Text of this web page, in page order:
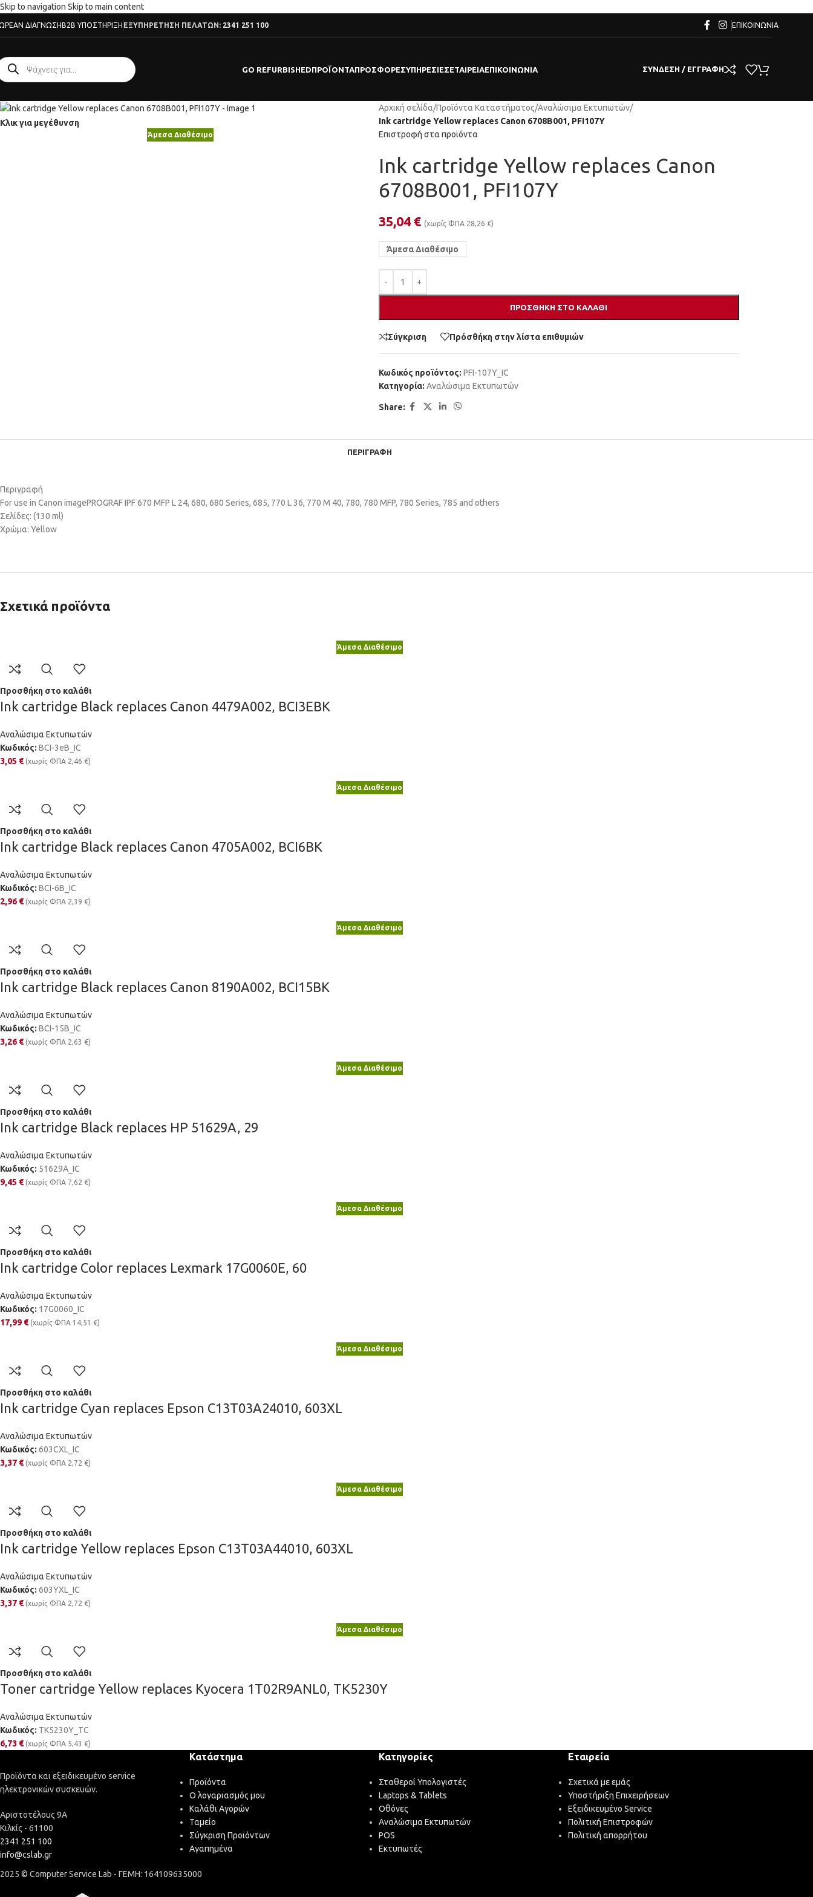
Skip to navigation Skip to main content
ΔΙΆΓΝΩΣΗB2B ΥΠΟΣΤΉΡΙΞΗ ΕΞΥΠΗΡΕΤΗΣΗ ΠΕΛΑΤΩΝ: 2341 251 100 ΕΠΙΚΟΙΝΩΝΊΑ
GO REFURBISHEDΠΡΟΪΌΝΤΑΠΡΟΣΦΟΡΕΣΥΠΗΡΕΣΊΕΣΕΤΑΙΡΕΊΑΕΠΙΚΟΙΝΩΝΊΑ ΣΎΝΔΕΣΗ / ΕΓΓΡΑΦΉ
Κλικ για μεγέθυνση
Άμεσα Διαθέσιμο
Αρχική σελίδα/Προϊόντα Καταστήματος/Αναλώσιμα Εκτυπωτών/
Ink cartridge Yellow replaces Canon 6708B001, PFI107Y
Επιστροφή στα προϊόντα
Ink cartridge Yellow replaces Canon
6708B001, PFI107Y
35,04 € (χωρίς ΦΠΑ 28,26 €)
Άμεσα Διαθέσιμο
ΠΡΟΣΘΉΚΗ ΣΤΟ ΚΑΛΆΘΙ
Σύγκριση Πρόσθήκη στην λίστα επιθυμιών
Κωδικός προϊόντος: PFI-107Y_IC
Κατηγορία: Αναλώσιμα Εκτυπωτών
Share:
ΠΕΡΙΓΡΑΦΉ
Περιγραφή
For use in Canon imagePROGRAF IPF 670 MFP L 24, 680, 680 Series, 685, 770 L 36, 770 M 40, 780, 780 MFP, 780 Series, 785 and others
Σελίδες: (130 ml)
Χρώμα: Yellow
Σχετικά προϊόντα
Άμεσα Διαθέσιμο
Προσθήκη στο καλάθι
Ink cartridge Black replaces Canon 4479A002, BCI3EBK
Αναλώσιμα Εκτυπωτών
Κωδικός: BCI-3eB_IC
3,05 € (χωρίς ΦΠΑ 2,46 €)
Άμεσα Διαθέσιμο
Προσθήκη στο καλάθι
Ink cartridge Black replaces Canon 4705A002, BCI6BK
Αναλώσιμα Εκτυπωτών
Κωδικός: BCI-6B_IC
2,96 € (χωρίς ΦΠΑ 2,39 €)
Άμεσα Διαθέσιμο
Προσθήκη στο καλάθι
Ink cartridge Black replaces Canon 8190A002, BCI15BK
Αναλώσιμα Εκτυπωτών
Κωδικός: BCI-15B_IC
3,26 € (χωρίς ΦΠΑ 2,63 €)
Άμεσα Διαθέσιμο
Προσθήκη στο καλάθι
Ink cartridge Black replaces HP 51629A, 29
Αναλώσιμα Εκτυπωτών
Κωδικός: 51629A_IC
9,45 € (χωρίς ΦΠΑ 7,62 €)
Άμεσα Διαθέσιμο
Προσθήκη στο καλάθι
Ink cartridge Color replaces Lexmark 17G0060E, 60
Αναλώσιμα Εκτυπωτών
Κωδικός: 17G0060_IC
17,99 € (χωρίς ΦΠΑ 14,51 €)
Άμεσα Διαθέσιμο
Προσθήκη στο καλάθι
Ink cartridge Cyan replaces Epson C13T03A24010, 603XL
Αναλώσιμα Εκτυπωτών
Κωδικός: 603CXL_IC
3,37 € (χωρίς ΦΠΑ 2,72 €)
Άμεσα Διαθέσιμο
Προσθήκη στο καλάθι
Ink cartridge Yellow replaces Epson C13T03A44010, 603XL
Αναλώσιμα Εκτυπωτών
Κωδικός: 603YXL_IC
3,37 € (χωρίς ΦΠΑ 2,72 €)
Άμεσα Διαθέσιμο
Προσθήκη στο καλάθι
Toner cartridge Yellow replaces Kyocera 1T02R9ANL0, TK5230Y
Αναλώσιμα Εκτυπωτών
Κωδικός: TK5230Y_TC
6,73 € (χωρίς ΦΠΑ 5,43 €)
Προϊόντα και εξειδικευμένο service
ηλεκτρονικών συσκευών.
Αριστοτέλους 9Α
Κιλκίς - 61100
2341 251 100
info@cslab.gr
Κατάστημα
Προϊόντα
Ο λογαριασμός μου
Καλάθι Αγορών
Ταμείο
Σύγκριση Προϊόντων
Αγαπημένα
Κατηγορίες
Σταθεροί Υπολογιστές
Laptops & Tablets
Οθόνες
Αναλώσιμα Εκτυπωτών
POS
Εκτυπωτές
Εταιρεία
Σχετικά με εμάς
Υποστήριξη Επιχειρήσεων
Εξειδικευμένο Service
Πολιτική Επιστροφών
Πολιτική απορρήτου
2025 © Computer Service Lab - ΓΕΜΗ: 164109635000